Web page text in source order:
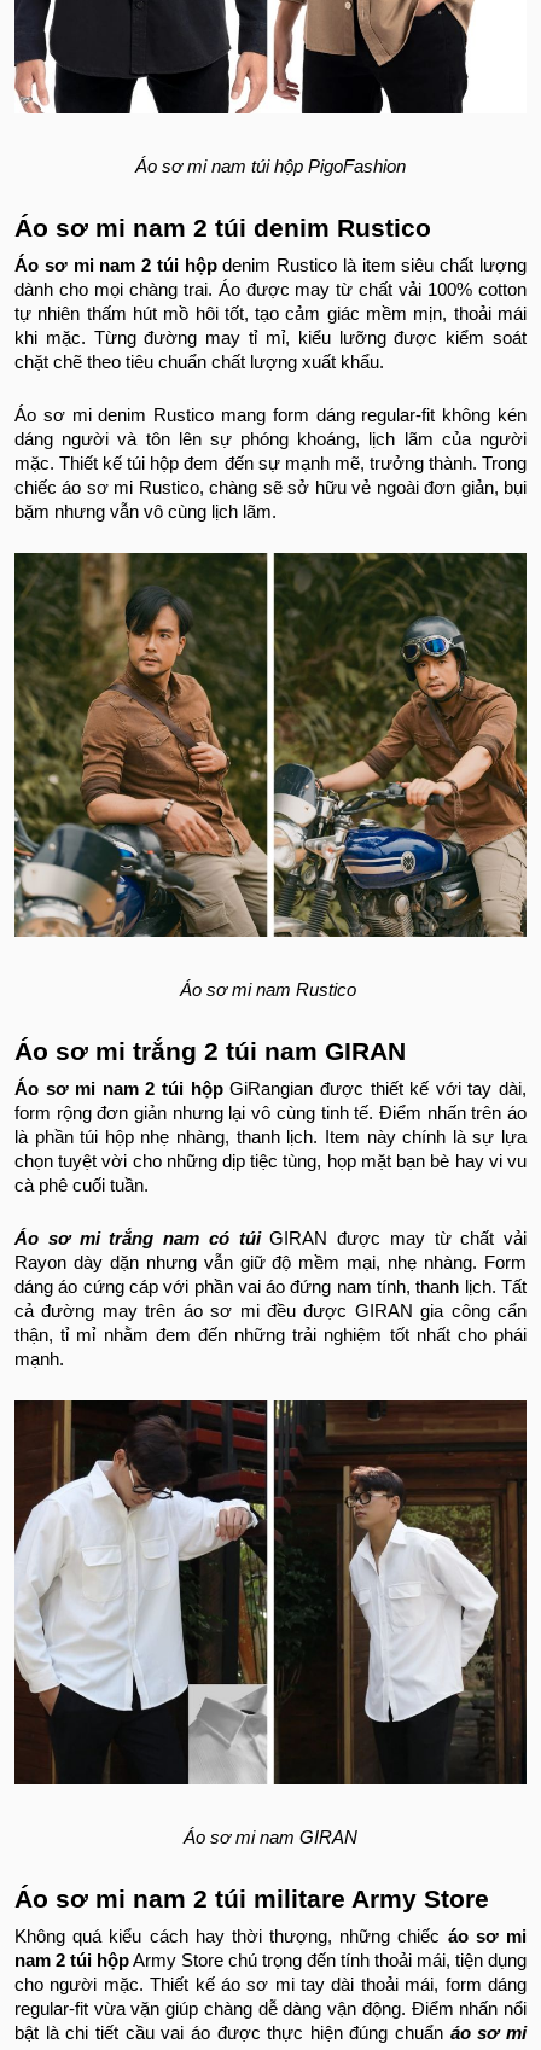
Áo sơ mi nam túi hộp PigoFashion
Áo sơ mi nam 2 túi denim Rustico
Áo sơ mi nam 2 túi hộpdenim Rustico là item siêu chất lượng
dành cho mọi chàng trai. Áo được may từ chất vải 100% cotton
tự nhiên thấm hút mồ hôi tốt, tạo cảm giác mềm mịn, thoải mái
khi mặc. Từng đường may tỉ mỉ, kiểu lưỡng được kiểm soát
chặt chẽ theo tiêu chuẩn chất lượng xuất khẩu.
Áo sơ mi denim Rustico mang form dáng regular-fit không kén
dáng người và tôn lên sự phóng khoáng, lịch lãm của người
mặc. Thiết kế túi hộp đem đến sự mạnh mẽ, trưởng thành. Trong
chiếc áo sơ mi Rustico, chàng sẽ sở hữu vẻ ngoài đơn giản, bụi
bặm nhưng vẫn vô cùng lịch lãm.
Áo sơ mi nam Rustico
Áo sơ mi trắng 2 túi nam GIRAN
Áo sơ mi nam 2 túi hộpGiRangian được thiết kế với tay dài,
form rộng đơn giản nhưng lại vô cùng tinh tế. Điểm nhấn trên áo
là phần túi hộp nhẹ nhàng, thanh lịch. Item này chính là sự lựa
chọn tuyệt vời cho những dịp tiệc tùng, họp mặt bạn bè hay vi vu
cà phê cuối tuần.
Áo sơ mi trắng nam có túiGIRAN được may từ chất vải
Rayon dày dặn nhưng vẫn giữ độ mềm mại, nhẹ nhàng. Form
dáng áo cứng cáp với phần vai áo đứng nam tính, thanh lịch. Tất
cả đường may trên áo sơ mi đều được GIRAN gia công cẩn
thận, tỉ mỉ nhằm đem đến những trải nghiệm tốt nhất cho phái
mạnh.
Áo sơ mi nam GIRAN
Áo sơ mi nam 2 túi militare Army Store
Không quá kiểu cách hay thời thượng, những chiếc áo sơ mi
nam 2 túi hộpArmy Store chú trọng đến tính thoải mái, tiện dụng
cho người mặc. Thiết kế áo sơ mi tay dài thoải mái, form dáng
regular-fit vừa vặn giúp chàng dễ dàng vận động. Điểm nhấn nổi
bật là chi tiết cầu vai áo được thực hiện đúng chuẩn áo sơ mi